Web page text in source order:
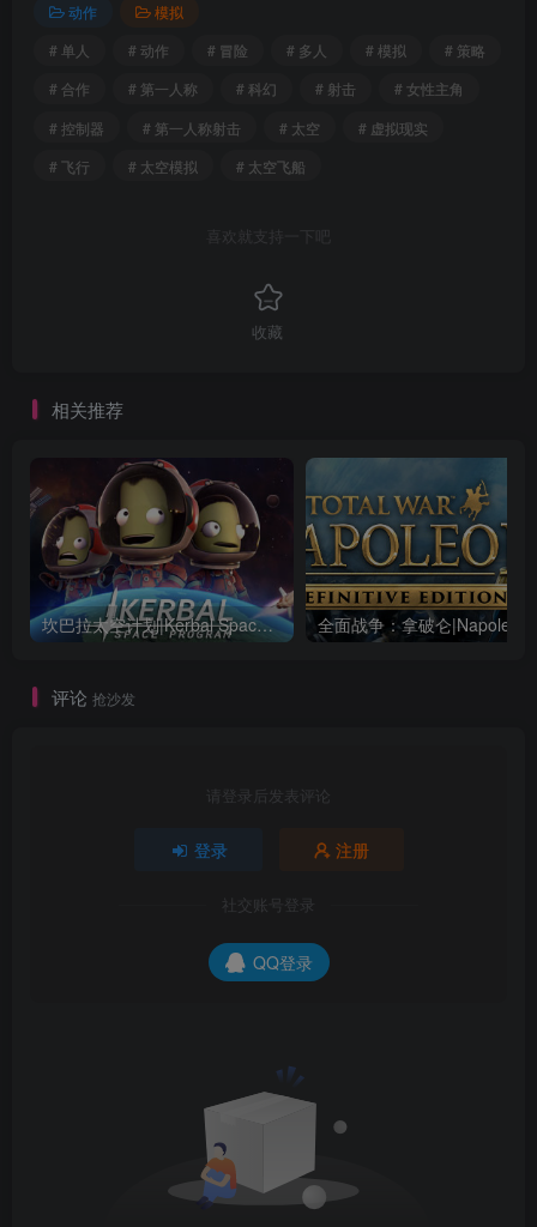
动作
模拟
# 单人
# 动作 # 冒险 # 多人 # 模拟
# 策略
# 合作
# 第一人称 # 科幻 # 射击
# 女性主角
# 控制器
# 第一人称射击 # 太空
# 虚拟现实
# 飞行
# 太空模拟 # 太空飞船
喜欢就支持一下吧
收藏
相关推荐
坎巴拉太空计划|Kerbal Space Program|1.12.5.3190|整合全DLC
评论 抢沙发
请登录后发表评论
登录 注册
社交账号登录
QQ登录